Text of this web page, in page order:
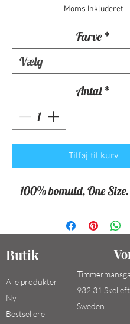
Moms Inkluderet
Farve *
Antal *
Tilføj til kurv
100% bomuld, One
Butik
Alle produkter
Ny
Bestsellere
932 31
Sweden